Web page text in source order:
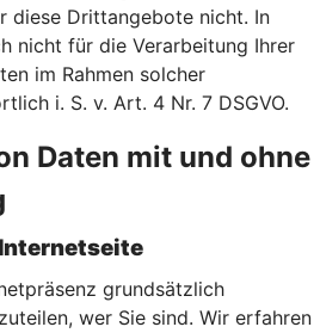
diese Drittangebote nicht. In
nicht für die Verarbeitung Ihrer
im Rahmen solcher
i. S. v. Art. 4 Nr. 7 DSGVO.
Daten mit und ohne
grundsätzlich
wer Sie sind. Wir erfahren